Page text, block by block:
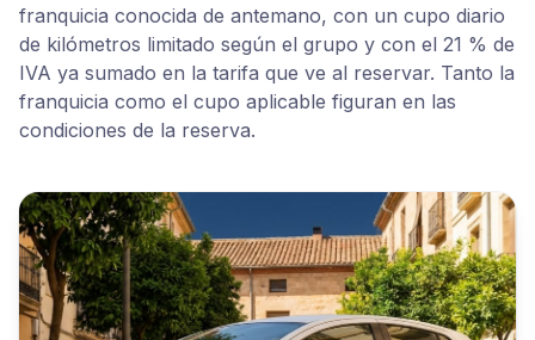
franquicia conocida de antemano, con un cupo diario
de kilómetros limitado según el grupo y con el 21 % de
IVA ya sumado en la tarifa que ve al reservar. Tanto la
franquicia como el cupo aplicable figuran en las
condiciones de la reserva.